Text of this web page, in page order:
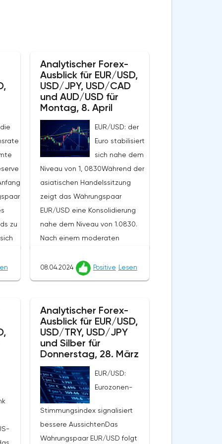
zu
New
Analytischer Forex-
Ausblick für EUR/USD,
USD/JPY, USD/CAD
und AUD/USD für
Montag, 8. April
EUR/USD: der
Euro stabilisiert
sich nahe dem
Niveau von 1, 0830Während der
asiatischen Handelssitzung
zeigt das Währungspaar
EUR/USD eine Konsolidierung
nahe dem Niveau von 1.0830.
Nach einem moderaten
der Woche bewegte sich der
Euro nach unten, unterstützt
Arbeitsmarktdaten.Die März-
Statistiken zeigten einen
Anstieg von Arbeitsplätzen
außerhalb des US-
303.000, was den vorherigen
Wert von 270.000 deutlich
überstieg, und die Erwartungen
08.04.2024 Positive Lesen
Analytischer Forex-
Ausblick für EUR/USD,
USD/TRY, USD/JPY
und Silber für
Donnerstag, 28. März
EUR/USD:
Eurozonen-
Stimmungsindex signalisiert
bessere AussichtenDas
Währungspaar EUR/USD folgt